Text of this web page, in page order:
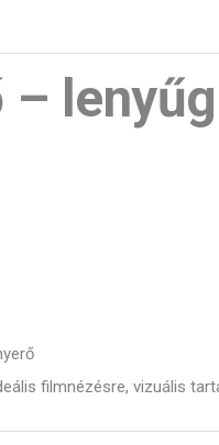
–
filmnézésre, vizuális